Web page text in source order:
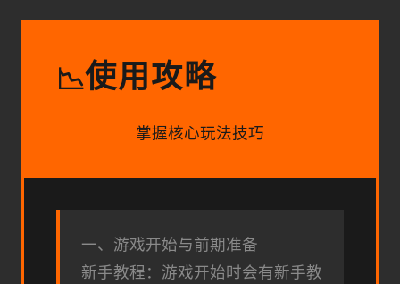
📉使用攻略
掌握核心玩法技巧
一、游戏开始与前期准备
新手教程：游戏开始时会有新手教